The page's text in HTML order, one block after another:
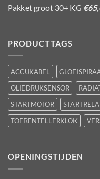
Pakket groot 30+ KG
PRODUCTTAGS
ACCUKABEL
OLIEDRUKSENSOR
STARTMOTOR
TOERENTELLERKLOK
OPENINGSTIJDEN